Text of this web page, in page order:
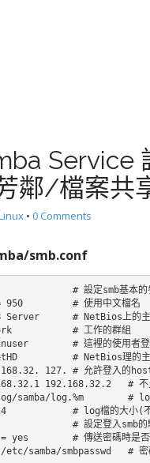
Service
鄰/檔案共
• 0 Comments
smb.conf
# 設定smb基本的
950         # 使用中文檔名
Server      # NetBios上的主
# 工作的群組
# 這裡的使用者登
# NetBios理的主
127. # 允許登入的
192.168.32.2   # 不
samba/log.%m        # log
# log檔的大小(不
# 設定登入smb的驗證
yes        # 傳送密碼時是否
samba/smbpasswd   # 密